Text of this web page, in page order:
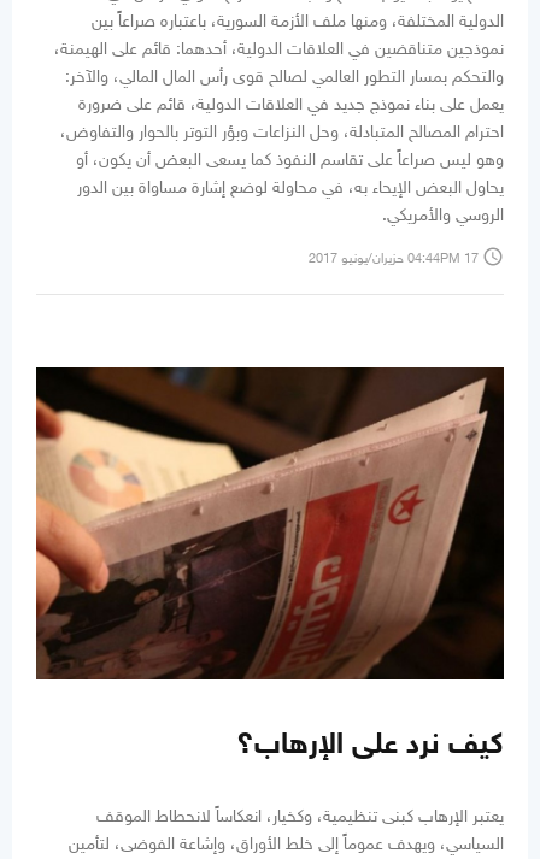
الدولية المختلفة، ومنها ملف الأزمة السورية، باعتباره صراعاً بين
نموذجين متناقضين في العلاقات الدولية، أحدهما: قائم على الهيمنة،
والتحكم بمسار التطور العالمي لصالح قوى رأس المال المالي، والآخر:
يعمل على بناء نموذج جديد في العلاقات الدولية، قائم على ضرورة
احترام المصالح المتبادلة، وحل النزاعات وبؤر التوتر بالحوار والتفاوض،
وهو ليس صراعاً على تقاسم النفوذ كما يسعى البعض أن يكون، أو
يحاول البعض الإيحاء به، في محاولة لوضع إشارة مساواة بين الدور
الروسي والأمريكي.
access_time 04:44PM 17 حزيران/يونيو 2017
كيف نرد على الإرهاب؟
يعتبر الإرهاب كبنى تنظيمية، وكخيار، انعكاساً لانحطاط الموقف
السياسي، ويهدف عموماً إلى خلط الأوراق، وإشاعة الفوضى، لتأمين